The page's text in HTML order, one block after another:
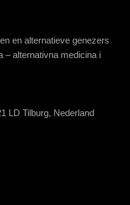
en alternatieve genezers
– alternativna medicina i
LD Tilburg, Nederland